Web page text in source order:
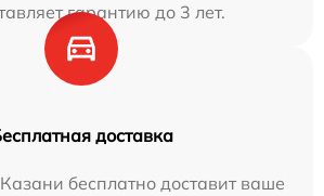
гарантию до 3 лет.
доставка
бесплатно доставит ваше